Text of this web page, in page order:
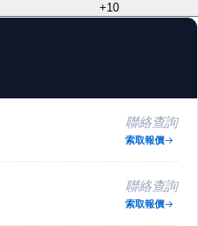
+10
聯絡查詢
索取報價
聯絡查詢
索取報價